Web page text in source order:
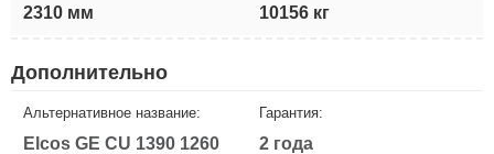
2310 мм 10156 кг
Дополнительно
Альтернативное название:
Elcos GE CU 1390 1260
Гарантия:
2 года